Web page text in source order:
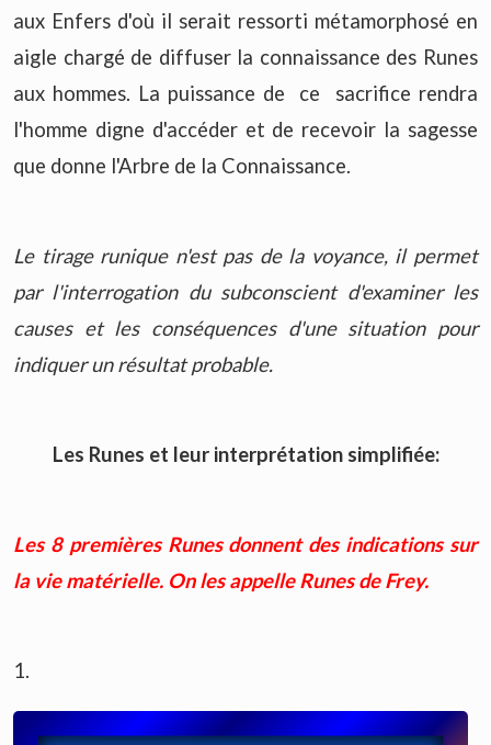
aux Enfers d'où il serait ressorti métamorphosé en
aigle chargé de diffuser la connaissance des Runes
aux hommes. La puissance de ce sacrifice rendra
l'homme digne d'accéder et de recevoir la sagesse
que donne l'Arbre de la Connaissance.
Le tirage runique n'est pas de la voyance, il permet
par l'interrogation du subconscient d'examiner les
causes et les conséquences d'une situation pour
indiquer un résultat probable.
Les Runes et leur interprétation simplifiée:
Les 8 premières Runes donnent des indications sur
la vie matérielle. On les appelle Runes de Frey.
1.